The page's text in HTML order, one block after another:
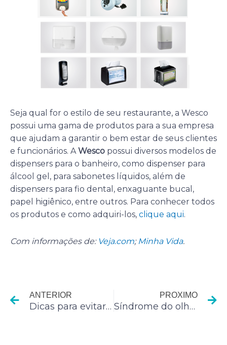
Seja qual for o estilo de seu restaurante, a Wesco
possui uma gama de produtos para a sua empresa
que ajudam a garantir o bem estar de seus clientes
e funcionários. A Wesco possui diversos modelos de
dispensers para o banheiro, como dispenser para
álcool gel, para sabonetes líquidos, além de
dispensers para fio dental, enxaguante bucal,
papel higiênico, entre outros. Para conhecer todos
os produtos e como adquiri-los, clique aqui.
Com informações de: Veja.com; Minha Vida.
ANTERIOR
Dicas para evitar com que seu estabelecimento feche
PROXIMO
Síndrome do olho seco: saiba o que é